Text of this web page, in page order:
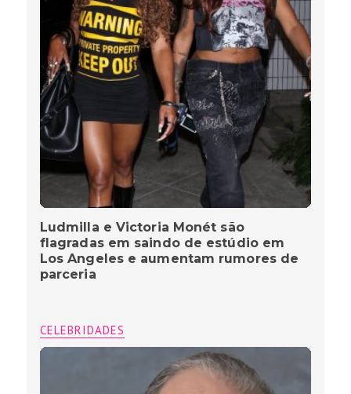
Ludmilla e Victoria Monét são
flagradas em saindo de estúdio em
Los Angeles e aumentam rumores de
parceria
CELEBRIDADES